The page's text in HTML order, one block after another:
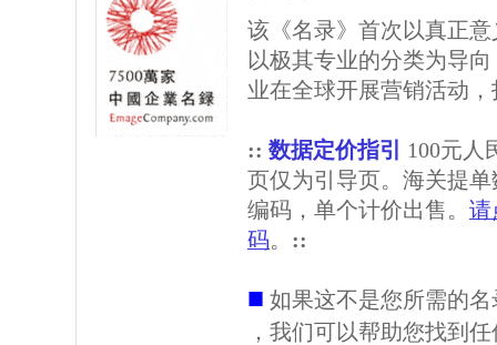
该《名录》首次以真正
以极其专业的分类为导
业在全球开展营销活动
:: 数据定价指引
100元人
页仅为引导页。海关提
编码，单个计价出售。 请
码。 ::
■ 如果这不是您所需的
，我们可以帮助您找到